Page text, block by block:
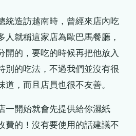
統造訪越南時，曾經來店內吃
人就稱這家店為歐巴馬餐廳，
開的，要吃的時候再把他放入
別的吃法，不過我們並沒有很
，而且店員也很不友善。
一開始就會先提供給你濕紙
費的！沒有要使用的話建議不